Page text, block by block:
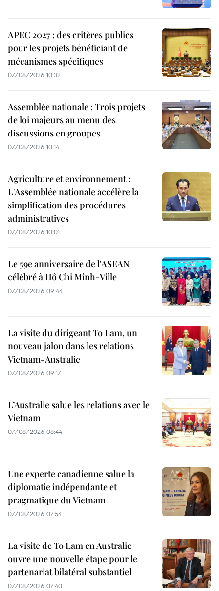
APEC 2027 : des critères publics
pour les projets bénéficiant de
mécanismes spécifiques
07/08/2026 10:32
Assemblée nationale : Trois projets
de loi majeurs au menu des
discussions en groupes
07/08/2026 10:14
Agriculture et environnement :
L'Assemblée nationale accélère la
simplification des procédures
administratives
07/08/2026 10:01
Le 59e anniversaire de l'ASEAN
célébré à Hô Chi Minh-Ville
07/08/2026 09:44
La visite du dirigeant To Lam, un
nouveau jalon dans les relations
Vietnam-Australie
07/08/2026 09:17
L’Australie salue les relations avec le
Vietnam
07/08/2026 08:44
Une experte canadienne salue la
diplomatie indépendante et
pragmatique du Vietnam
07/08/2026 07:54
La visite de To Lam en Australie
ouvre une nouvelle étape pour le
partenariat bilatéral substantiel
07/08/2026 07:40